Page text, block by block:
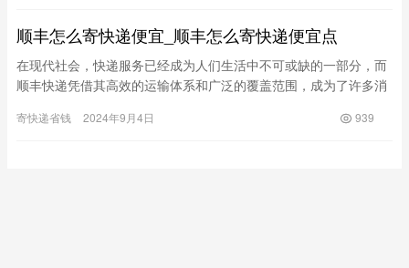
顺丰怎么寄快递便宜_顺丰怎么寄快递便宜点
在现代社会，快递服务已经成为人们生活中不可或缺的一部分，而
顺丰快递凭借其高效的运输体系和广泛的覆盖范围，成为了许多消
如何在…
寄快递省钱 2024年9月4日 939